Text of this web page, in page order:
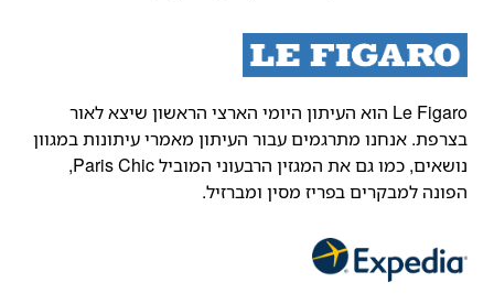
Le Figaro הוא העיתון היומי הארצי הראשון שיצא לאור
בצרפת. אנחנו מתרגמים עבור העיתון מאמרי עיתונות במגוון
נושאים, כמו גם את המגזין הרבעוני המוביל Paris Chic,
הפונה למבקרים בפריז מסין ומברזיל.